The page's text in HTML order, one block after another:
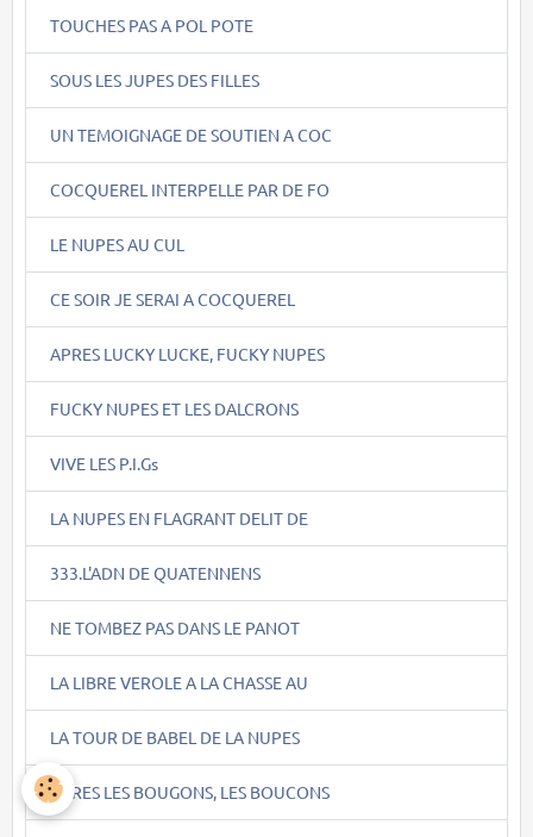
TOUCHES PAS A POL POTE
SOUS LES JUPES DES FILLES
UN TEMOIGNAGE DE SOUTIEN A COC
COCQUEREL INTERPELLE PAR DE FO
LE NUPES AU CUL
CE SOIR JE SERAI A COCQUEREL
APRES LUCKY LUCKE, FUCKY NUPES
FUCKY NUPES ET LES DALCRONS
VIVE LES P.I.Gs
LA NUPES EN FLAGRANT DELIT DE
333.L'ADN DE QUATENNENS
NE TOMBEZ PAS DANS LE PANOT
LA LIBRE VEROLE A LA CHASSE AU
LA TOUR DE BABEL DE LA NUPES
APRES LES BOUGONS, LES BOUCONS